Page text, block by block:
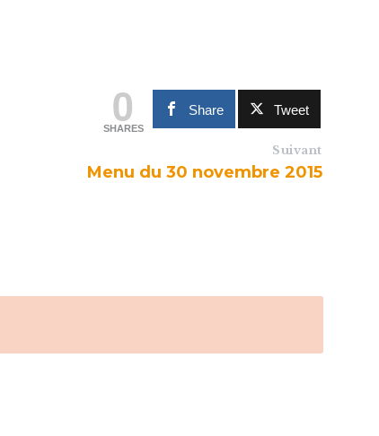
0
SHARES
Share Tweet
Suivant
Menu du 30 novembre 2015